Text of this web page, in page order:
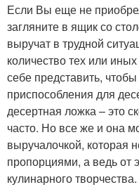
Если Вы еще не
загляните в ящик со
выручат в трудной
количество тех или
себе представить,
приспособления для
десертная ложка – это
часто. Но все же и она
выручалочкой, которая
пропорциями, а ведь от
кулинарного